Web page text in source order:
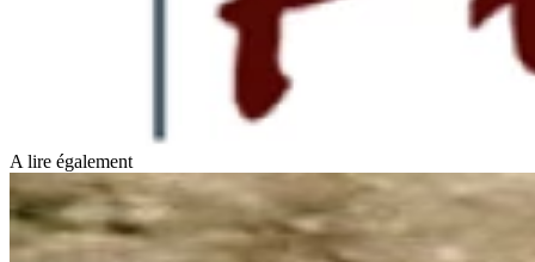
A lire également